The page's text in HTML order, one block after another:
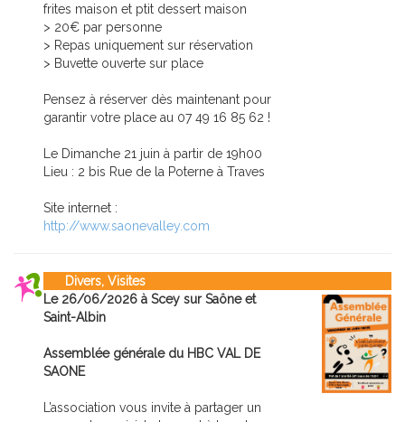
frites maison et ptit dessert maison
> 20€ par personne
> Repas uniquement sur réservation
> Buvette ouverte sur place
Pensez à réserver dès maintenant pour
garantir votre place au 07 49 16 85 62 !
Le Dimanche 21 juin à partir de 19h00
Lieu : 2 bis Rue de la Poterne à Traves
Site internet :
http://www.saonevalley.com
Divers, Visites
Le 26/06/2026 à Scey sur Saône et
Saint-Albin
Assemblée générale du HBC VAL DE
SAONE
L’association vous invite à partager un